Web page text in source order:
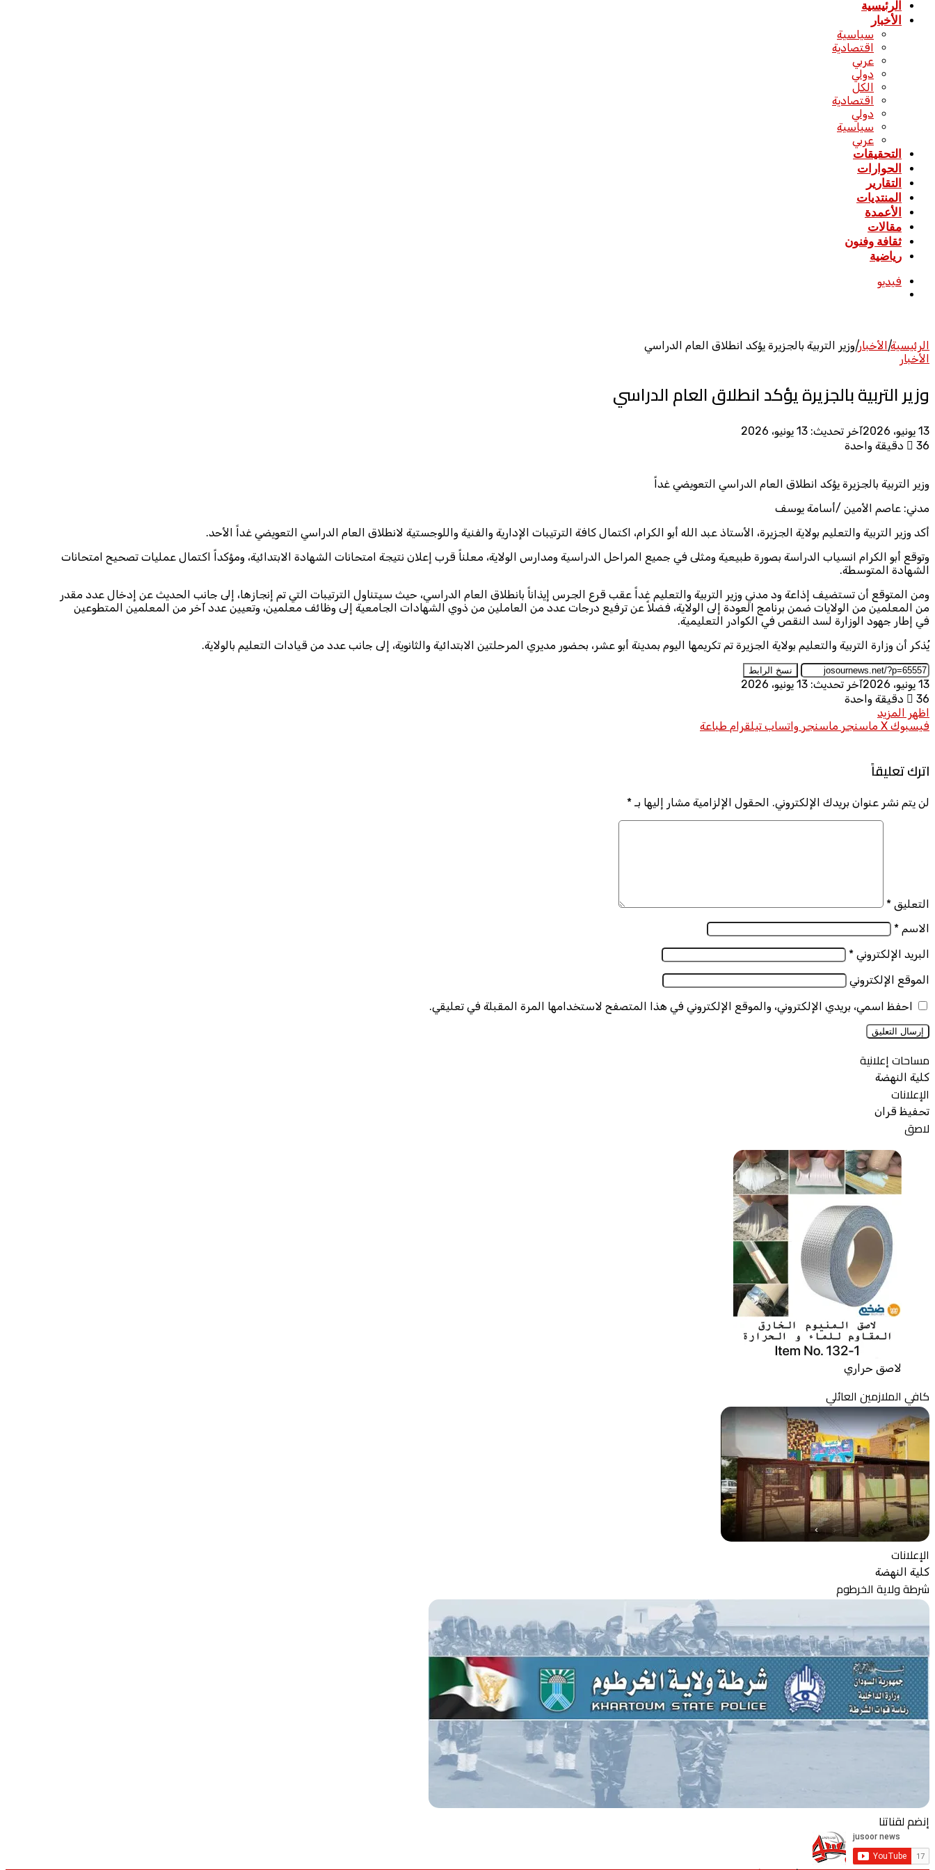
الرئيسية
الأخبار
سياسية
اقتصادية
عربي
دولي
الكل
اقتصادية
دولي
سياسية
عربي
التحقيقات
الحوارات
التقارير
المنتديات
الأعمدة
مقالات
ثقافة وفنون
رياضية
فيديو
الرئيسية|الأخبار|وزير التربية بالجزيرة يؤكد انطلاق العام الدراسي
الأخبار
وزير التربية بالجزيرة يؤكد انطلاق العام الدراسي
13 يونيو، 2026
آخر تحديث: 13 يونيو، 2026
36
دقيقة واحدة
وزير التربية بالجزيرة يؤكد انطلاق العام الدراسي التعويضي غداً
مدني: عاصم الأمين /أسامة يوسف
أكد وزير التربية والتعليم بولاية الجزيرة، الأستاذ عبد الله أبو الكرام، اكتمال كافة الترتيبات الإدارية والفنية واللوجستية لانطلاق العام الدراسي التعويضي غداً الأحد.
وتوقع أبو الكرام انسياب الدراسة بصورة طبيعية ومثلى في جميع المراحل الدراسية ومدارس الولاية، معلناً قرب إعلان نتيجة امتحانات الشهادة الابتدائية، ومؤكداً اكتمال عمليات تصحيح امتحانات
الشهادة المتوسطة.
ومن المتوقع أن تستضيف إذاعة ود مدني وزير التربية والتعليم غداً عقب قرع الجرس إيذاناً بانطلاق العام الدراسي، حيث سيتناول الترتيبات التي تم إنجازها، إلى جانب الحديث عن إدخال عدد مقدر
من المعلمين من الولايات ضمن برنامج العودة إلى الولاية، فضلاً عن ترفيع درجات عدد من العاملين من ذوي الشهادات الجامعية إلى وظائف معلمين، وتعيين عدد آخر من المعلمين المتطوعين
في إطار جهود الوزارة لسد النقص في الكوادر التعليمية.
يُذكر أن وزارة التربية والتعليم بولاية الجزيرة تم تكريمها اليوم بمدينة أبو عشر، بحضور مديري المرحلتين الابتدائية والثانوية، إلى جانب عدد من قيادات التعليم بالولاية.
نسخ الرابط
13 يونيو، 2026
آخر تحديث: 13 يونيو، 2026
36
دقيقة واحدة
اظهر المزيد
فيسبوك X ماسنجر ماسنجر واتساب تيلقرام طباعة
اترك تعليقاً
لن يتم نشر عنوان بريدك الإلكتروني. الحقول الإلزامية مشار إليها بـ *
التعليق *
الاسم *
البريد الإلكتروني *
الموقع الإلكتروني
احفظ اسمي، بريدي الإلكتروني، والموقع الإلكتروني في هذا المتصفح لاستخدامها المرة المقبلة في تعليقي.
مساحات إعلانية
كلية النهضة
الإعلانات
تحفيظ قران
لاصق
لاصق حراري
كافي الملازمين العائلي
الإعلانات
كلية النهضة
شرطة ولاية الخرطوم
إنضم لقناتنا